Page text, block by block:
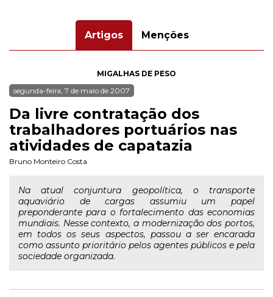
Artigos Menções
MIGALHAS DE PESO
segunda-feira, 7 de maio de 2007
Da livre contratação dos
trabalhadores portuários nas
atividades de capatazia
Bruno Monteiro Costa
Na atual conjuntura geopolítica, o transporte
aquaviário de cargas assumiu um papel
preponderante para o fortalecimento das economias
mundiais. Nesse contexto, a modernização dos portos,
em todos os seus aspectos, passou a ser encarada
como assunto prioritário pelos agentes públicos e pela
sociedade organizada.